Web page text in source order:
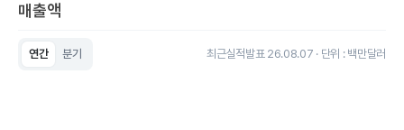
매출액
연간 분기 최근실적발표 26.08.07 · 단위 : 백만달러